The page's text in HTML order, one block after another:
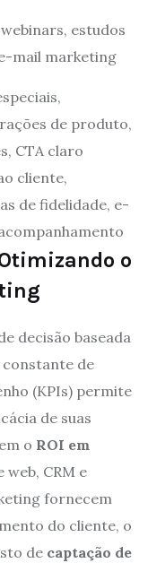
estudos
mail marketing
de produto,
CTA claro
cliente,
de fidelidade, e-
o
decisão baseada
constante de
(KPIs) permite
de suas
o ROI em
CRM e
fornecem
do cliente, o
de captação de